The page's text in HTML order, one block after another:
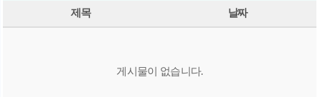
제목 날짜
게시물이 없습니다.